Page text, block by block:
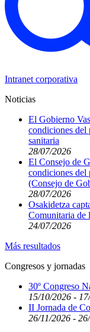
Intranet corporativa
Noticias
El Gobierno
condiciones del
sanitaria
28/07/2026
El Consejo de
condiciones del
(Consejo de
28/07/2026
Osakidetza
Comunitaria de
24/07/2026
Más resultados
Congresos y jornadas
30º Congreso
15/10/2026 -
II Jornada de
26/11/2026 -